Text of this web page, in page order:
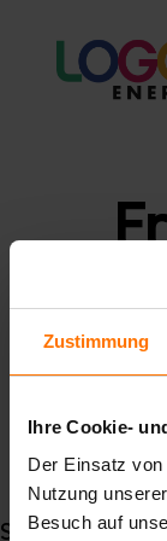
Zustimmung
Ihre Cookie-
Der Einsatz
Nutzung
Besuch auf
Startseite